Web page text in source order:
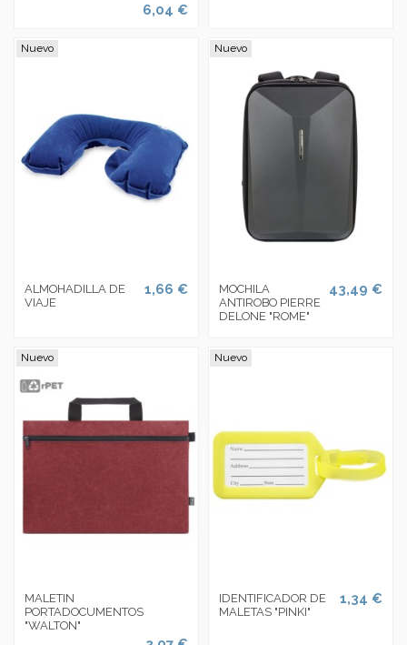
6,04 €
Nuevo
ALMOHADILLA DE
VIAJE
1,66 €
Nuevo
MOCHILA
ANTIROBO PIERRE
DELONE "ROME"
43,49 €
Nuevo
MALETIN
PORTADOCUMENTOS
"WALTON"
Nuevo
IDENTIFICADOR DE
MALETAS "PINKI"
1,34 €